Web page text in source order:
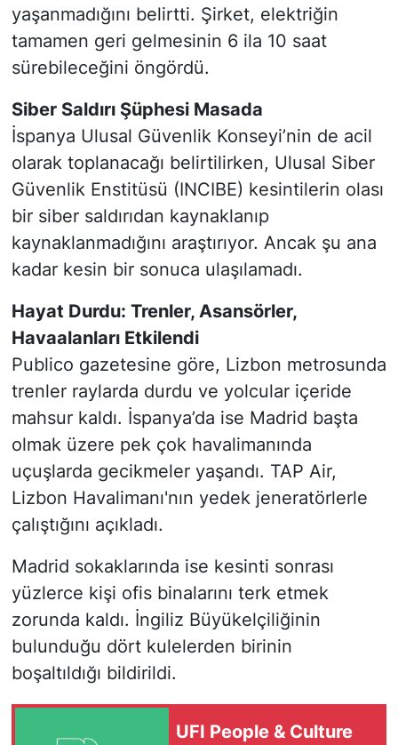
yaşanmadığını belirtti. Şirket, elektriğin
tamamen geri gelmesinin 6 ila 10 saat
sürebileceğini öngördü.
Siber Saldırı Şüphesi Masada
İspanya Ulusal Güvenlik Konseyi’nin de acil
olarak toplanacağı belirtilirken, Ulusal Siber
Güvenlik Enstitüsü (INCIBE) kesintilerin olası
bir siber saldırıdan kaynaklanıp
kaynaklanmadığını araştırıyor. Ancak şu ana
kadar kesin bir sonuca ulaşılamadı.
Hayat Durdu: Trenler, Asansörler,
Havaalanları Etkilendi
Publico gazetesine göre, Lizbon metrosunda
trenler raylarda durdu ve yolcular içeride
mahsur kaldı. İspanya’da ise Madrid başta
olmak üzere pek çok havalimanında
uçuşlarda gecikmeler yaşandı. TAP Air,
Lizbon Havalimanı'nın yedek jeneratörlerle
çalıştığını açıkladı.
Madrid sokaklarında ise kesinti sonrası
yüzlerce kişi ofis binalarını terk etmek
zorunda kaldı. İngiliz Büyükelçiliğinin
bulunduğu dört kulelerden birinin
boşaltıldığı bildirildi.
UFI People & Culture